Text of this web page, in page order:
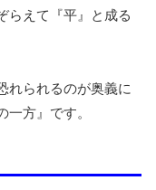
らえて『平』と成る
れられるのが奥義に
方』です。